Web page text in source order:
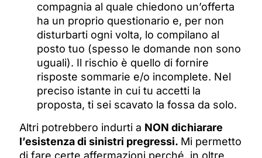
compagnia al quale chiedono un’offerta
ha un proprio questionario e, per non
disturbarti ogni volta, lo compilano al
posto tuo (spesso le domande non sono
uguali). Il rischio è quello di fornire
risposte sommarie e/o incomplete. Nel
preciso istante in cui tu accetti la
proposta, ti sei scavato la fossa da solo.
Altri potrebbero indurti a NON dichiarare
l’esistenza di sinistri pregressi. Mi permetto